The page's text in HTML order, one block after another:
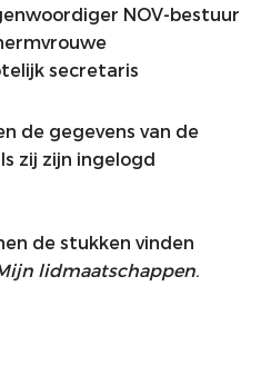
NOV-bestuur
secretaris
de gegevens van de
zij zijn ingelogd
de stukken vinden
lidmaatschappen.